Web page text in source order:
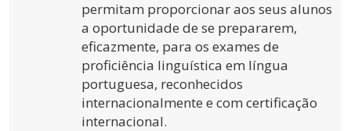
permitam proporcionar aos seus alunos
a oportunidade de se prepararem,
eficazmente, para os exames de
proficiência linguística em língua
portuguesa, reconhecidos
internacionalmente e com certificação
internacional.